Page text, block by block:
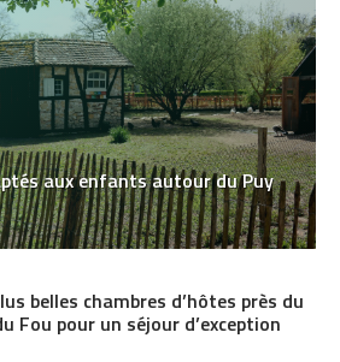
aux enfants autour du Puy
belles chambres d’hôtes près du
Fou pour un séjour d’exception